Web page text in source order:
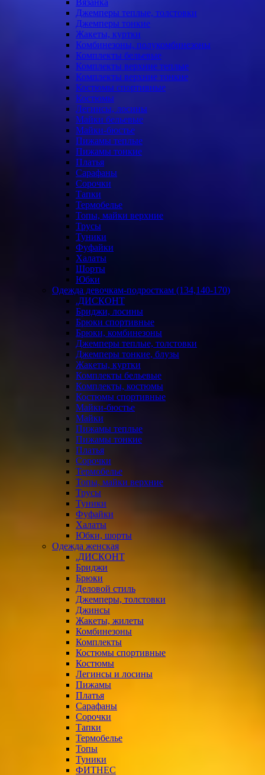
Вязанка
Джемперы теплые, толстовки
Джемперы тонкие
Жакеты, куртки
Комбинезоны, полукомбинезоны
Комплекты бельевые
Комплекты верхние теплые
Комплекты верхние тонкие
Костюмы спортивные
Костюмы
Легинсы, лосины
Майки бельевые
Майки-бюстье
Пижамы теплые
Пижамы тонкие
Платья
Сарафаны
Сорочки
Тапки
Термобелье
Топы, майки верхние
Трусы
Туники
Фуфайки
Халаты
Шорты
Юбки
Одежда девочкам-подросткам (134,140-170)
.ДИСКОНТ
Бриджи, лосины
Брюки спортивные
Брюки, комбинезоны
Джемперы теплые, толстовки
Джемперы тонкие, блузы
Жакеты, куртки
Комплекты бельевые
Комплекты, костюмы
Костюмы спортивные
Майки-бюстье
Майки
Пижамы теплые
Пижамы тонкие
Платья
Сорочки
Термобелье
Топы, майки верхние
Трусы
Туники
Фуфайки
Халаты
Юбки, шорты
Одежда женская
.ДИСКОНТ
Бриджи
Брюки
Деловой стиль
Джемперы, толстовки
Джинсы
Жакеты, жилеты
Комбинезоны
Комплекты
Костюмы спортивные
Костюмы
Легинсы и лосины
Пижамы
Платья
Сарафаны
Сорочки
Тапки
Термобелье
Топы
Туники
ФИТНЕС